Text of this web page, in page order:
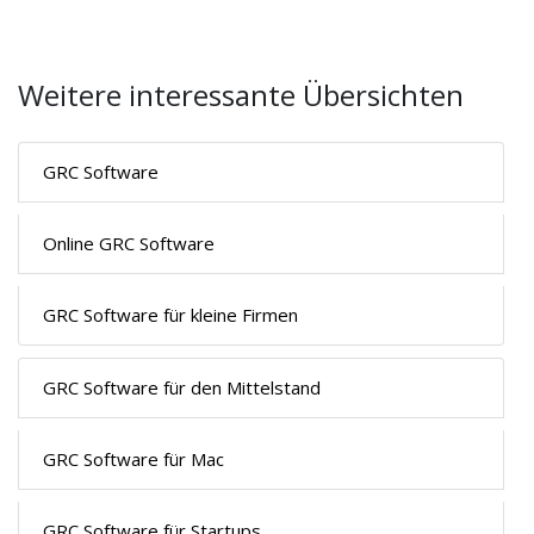
Weitere interessante Übersichten
GRC Software
Online GRC Software
GRC Software für kleine Firmen
GRC Software für den Mittelstand
GRC Software für Mac